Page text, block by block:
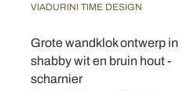
VIADURINI TIME DESIGN
Grote wandklok ontwerp in
shabby wit en bruin hout -
scharnier